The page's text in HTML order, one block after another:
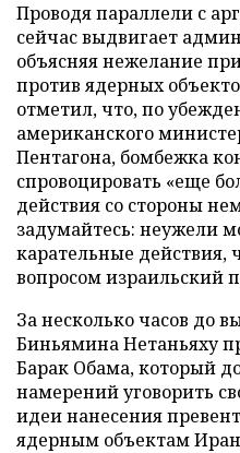
Проводя параллели с
сейчас выдвигает
объясняя нежелание
против ядерных
отметил, что, по
американского
Пентагона, бомбежка
спровоцировать «еще
действия со стороны
задумайтесь: неужели
карательные действия,
вопросом израильский
За несколько часов до
Биньямина Нетаньяху
Барак Обама, который
намерений уговорить
идеи нанесения
ядерным объектам